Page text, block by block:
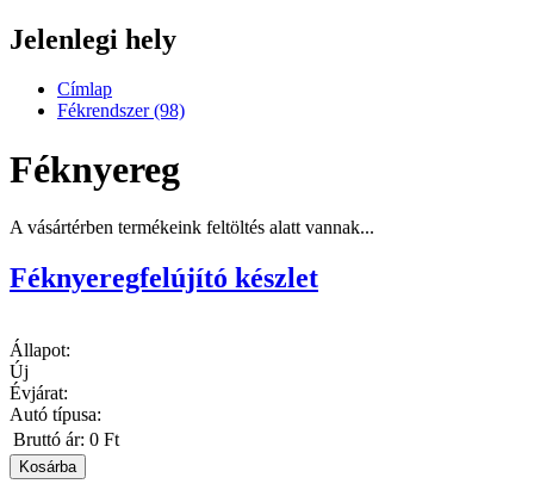
Jelenlegi hely
Címlap
Fékrendszer (98)
Féknyereg
A vásártérben termékeink feltöltés alatt vannak...
Féknyeregfelújító készlet
Állapot:
Új
Évjárat:
Autó típusa:
Bruttó ár: 0 Ft